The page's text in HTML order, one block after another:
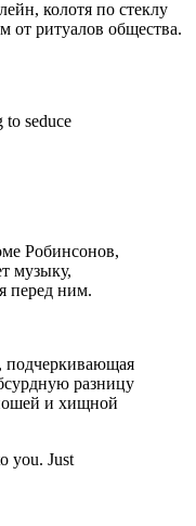
колотя по стеклу
от ритуалов общества.
seduce
Робинсонов,
музыку,
перед ним.
подчеркивающая
разницу
и хищной
you. Just